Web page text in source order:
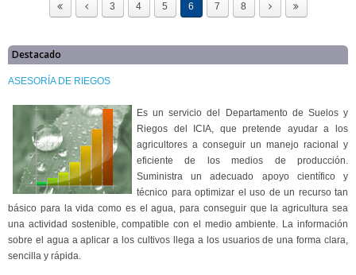
3 4 5 6 7 8
Destacado
ASESORÍA DE RIEGOS
Es un servicio del Departamento de Suelos y
Riegos del ICIA, que pretende ayudar a los
agricultores a conseguir un manejo racional y
eficiente de los medios de producción.
Suministra un adecuado apoyo científico y
técnico para optimizar el uso de un recurso tan
básico para la vida como es el agua, para conseguir que la agricultura sea
una actividad sostenible, compatible con el medio ambiente. La información
sobre el agua a aplicar a los cultivos llega a los usuarios de una forma clara,
sencilla y rápida.